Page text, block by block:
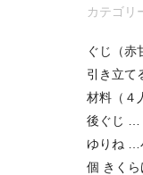
カテゴリ
ぐじ（赤
引き立て
材料（４
後ぐじ …
ゆりね …
個 きく